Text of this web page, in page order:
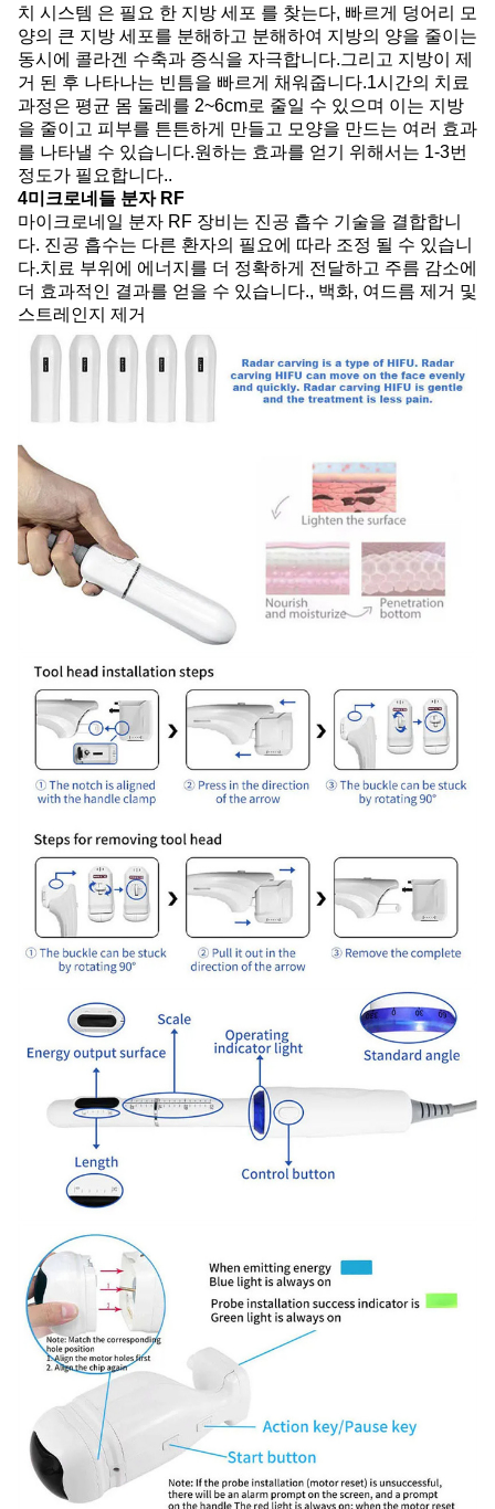
치 시스템 은 필요 한 지방 세포 를 찾는다, 빠르게 덩어리 모
양의 큰 지방 세포를 분해하고 분해하여 지방의 양을 줄이는
동시에 콜라겐 수축과 증식을 자극합니다.그리고 지방이 제
거 된 후 나타나는 빈틈을 빠르게 채워줍니다.1시간의 치료
과정은 평균 몸 둘레를 2~6cm로 줄일 수 있으며 이는 지방
을 줄이고 피부를 튼튼하게 만들고 모양을 만드는 여러 효과
를 나타낼 수 있습니다.원하는 효과를 얻기 위해서는 1-3번
정도가 필요합니다..
4미크로네들 분자 RF
마이크로네일 분자 RF 장비는 진공 흡수 기술을 결합합니
다. 진공 흡수는 다른 환자의 필요에 따라 조정 될 수 있습니
다.치료 부위에 에너지를 더 정확하게 전달하고 주름 감소에
더 효과적인 결과를 얻을 수 있습니다., 백화, 여드름 제거 및
스트레인지 제거